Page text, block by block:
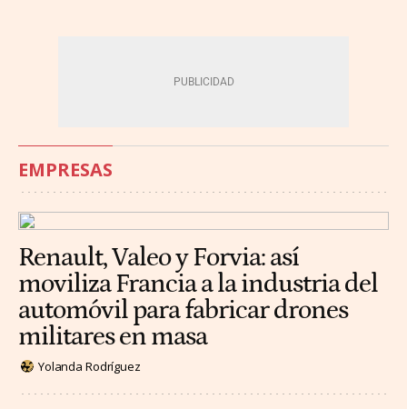
EMPRESAS
Renault, Valeo y Forvia: así
moviliza Francia a la industria del
automóvil para fabricar drones
militares en masa
Yolanda Rodríguez